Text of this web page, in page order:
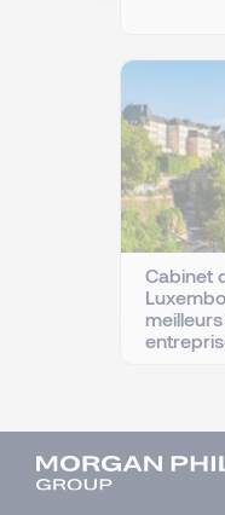
Cabinet